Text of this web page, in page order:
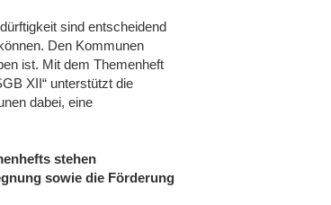
sind entscheidend
Den Kommunen
ist. Mit dem Themenheft
XII“ unterstützt die
dabei, eine
stehen
sowie die Förderung